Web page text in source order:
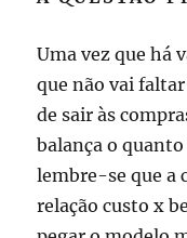
Uma vez que há
que não vai
de sair às
balança o
lembre-se que a
relação custo x